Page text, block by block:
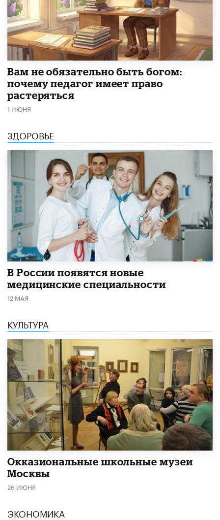
​Вам не обязательно быть богом:
почему педагог имеет право
растеряться
1 ИЮНЯ
ЗДОРОВЬЕ
В России появятся новые
медицинские специальности
12 МАЯ
КУЛЬТУРА
​Окказиональные школьные музеи
Москвы
26 ИЮНЯ
ЭКОНОМИКА